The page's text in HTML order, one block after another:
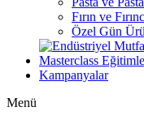
Fırın ve
Özel Gün
Masterclass
Kampanyalar
Menü